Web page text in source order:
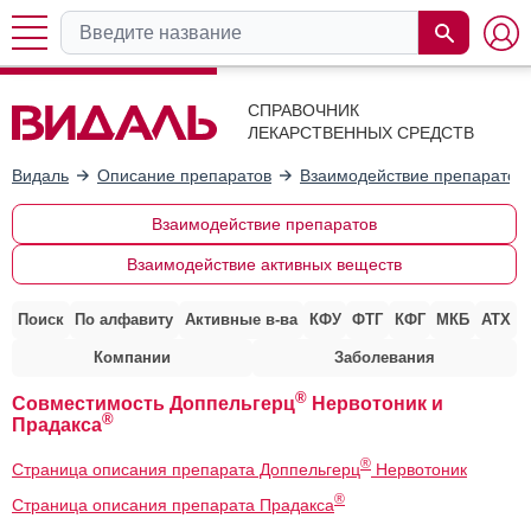
СПРАВОЧНИК
ЛЕКАРСТВЕННЫХ СРЕДСТВ
Видаль Описание препаратов Взаимодействие препаратов
Взаимодействие препаратов
Взаимодействие активных веществ
Поиск По алфавиту Активные в-ва КФУ ФТГ КФГ МКБ АТХ
Компании Заболевания
Совместимость Доппельгерц® Нервотоник и
Прадакса®
Страница описания препарата Доппельгерц® Нервотоник
Страница описания препарата Прадакса®